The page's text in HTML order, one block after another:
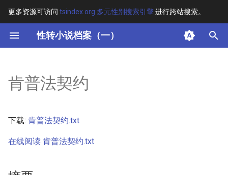
更多资源可访问 tsindex.org 多元性别搜索引擎进行跨站搜索。
性转小说档案（一）
键
开
搜
索
其他信息
正文
肯普法契约
下载: 肯普法契约.txt
在线阅读 肯普法契约.txt